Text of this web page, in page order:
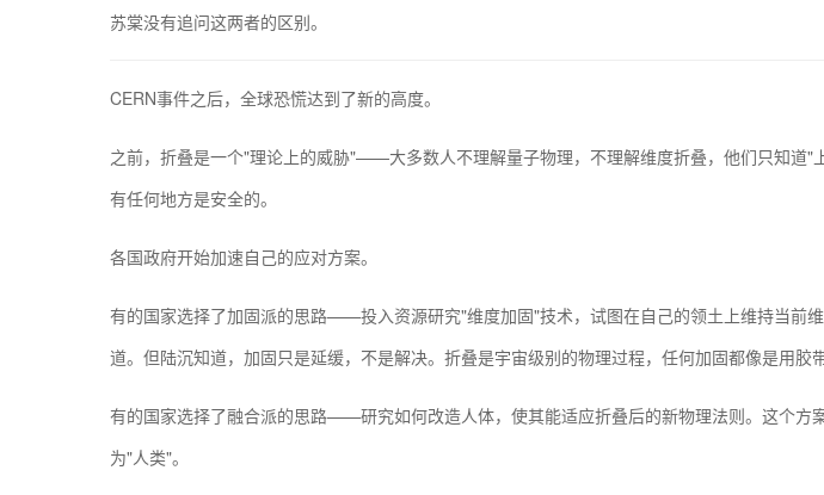
苏棠没有追问这两者的区别。
CERN事件之后，全球恐慌达到了新的高度。
之前，折叠是一个"理论上的威胁"——大多数人不理解量子物理，不理解维度折叠，他们只知道
有任何地方是安全的。
各国政府开始加速自己的应对方案。
有的国家选择了加固派的思路——投入资源研究"维度加固"技术，试图在自己的领土上维持当前
道。但陆沉知道，加固只是延缓，不是解决。折叠是宇宙级别的物理过程，任何加固都像是用胶
有的国家选择了融合派的思路——研究如何改造人体，使其能适应折叠后的新物理法则。这个
为"人类"。